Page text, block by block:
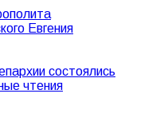
Евгения
состоялись
чтения